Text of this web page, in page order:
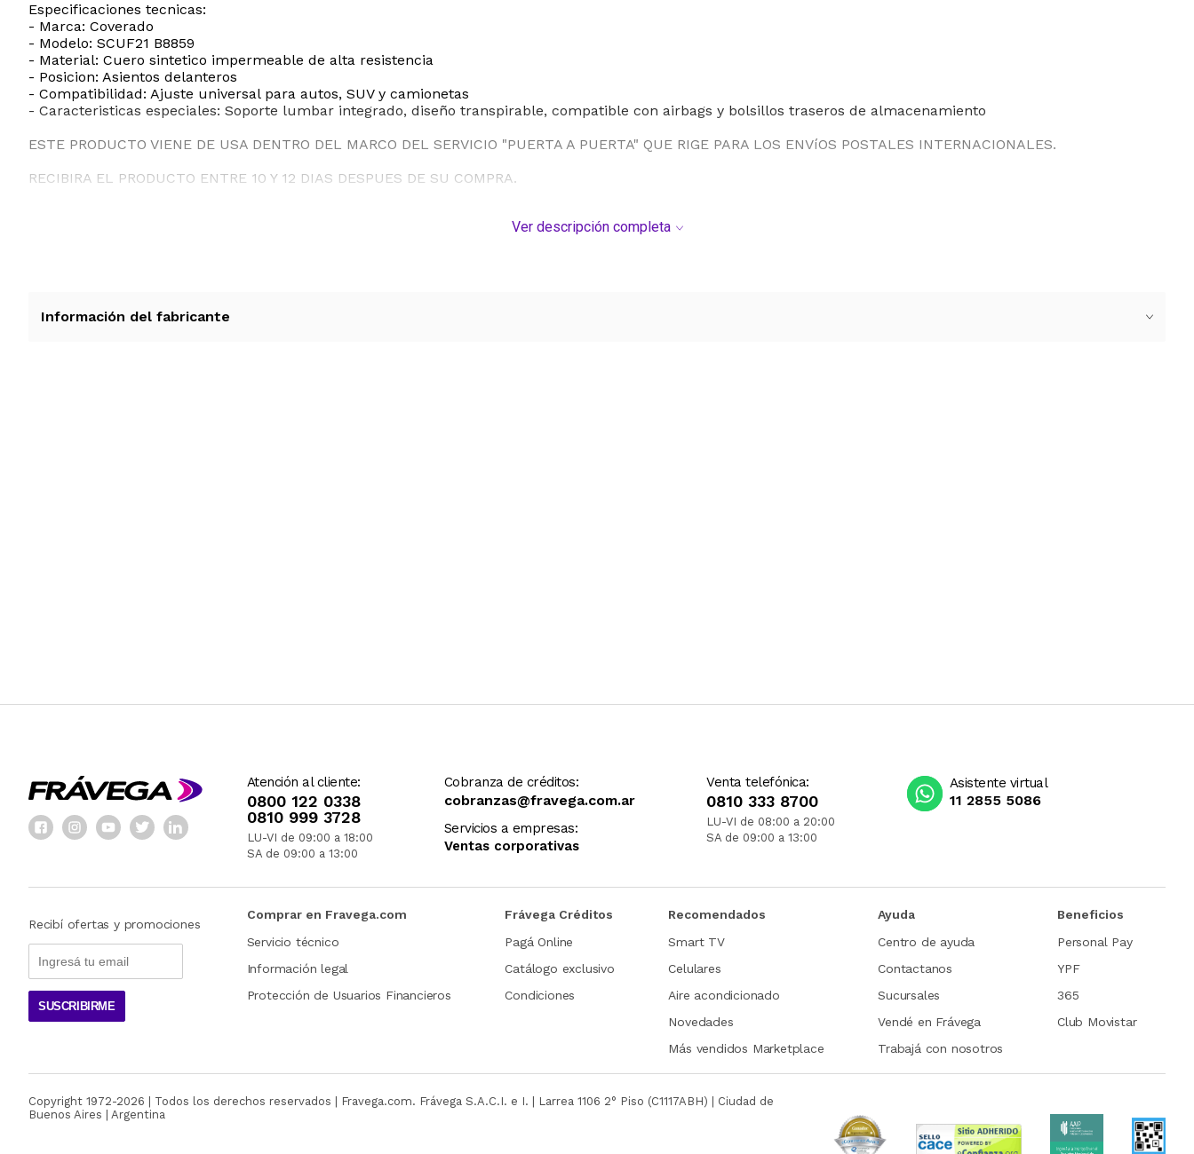
Especificaciones tecnicas:
- Marca: Coverado
- Modelo: SCUF21 B8859
- Material: Cuero sintetico impermeable de alta resistencia
- Posicion: Asientos delanteros
- Compatibilidad: Ajuste universal para autos, SUV y camionetas
- Caracteristicas especiales: Soporte lumbar integrado, diseño transpirable, compatible con airbags y bolsillos traseros de almacenamiento
ESTE PRODUCTO VIENE DE USA DENTRO DEL MARCO DEL SERVICIO "PUERTA A PUERTA" QUE RIGE PARA LOS ENVíOS POSTALES INTERNACIONALES.
RECIBIRA EL PRODUCTO ENTRE 10 Y 12 DIAS DESPUES DE SU COMPRA.
Ver descripción completa
Información del fabricante
Atención al cliente:
0800 122 0338
0810 999 3728
LU-VI de 09:00 a 18:00
SA de 09:00 a 13:00
Cobranza de créditos:
cobranzas@fravega.com.ar
Servicios a empresas:
Ventas corporativas
Venta telefónica:
0810 333 8700
LU-VI de 08:00 a 20:00
SA de 09:00 a 13:00
Asistente virtual
11 2855 5086
Recibí ofertas y promociones
SUSCRIBIRME
Comprar en Fravega.com
Servicio técnico
Información legal
Protección de Usuarios Financieros
Frávega Créditos
Pagá Online
Catálogo exclusivo
Condiciones
Recomendados
Smart TV
Celulares
Aire acondicionado
Novedades
Más vendidos Marketplace
Ayuda
Centro de ayuda
Contactanos
Sucursales
Vendé en Frávega
Trabajá con nosotros
Beneficios
Personal Pay
YPF
365
Club Movistar
Copyright 1972-2026 | Todos los derechos reservados | Fravega.com. Frávega S.A.C.I. e I. | Larrea 1106 2° Piso (C1117ABH) | Ciudad de
Buenos Aires | Argentina